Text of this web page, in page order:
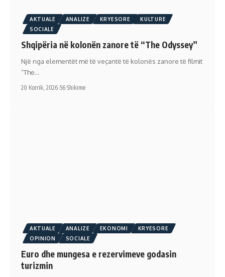
AKTUALE ANALIZE KRYESORE
KULTURE
SOCIALE
Shqipëria në kolonën zanore të “The Odyssey”
Një nga elementët më të veçantë të kolonës zanore të filmit
“The…
20 Korrik, 2026 56 Shikime
AKTUALE ANALIZE EKONOMI
KRYESORE
OPINION
SOCIALE
Euro dhe mungesa e rezervimeve godasin
turizmin